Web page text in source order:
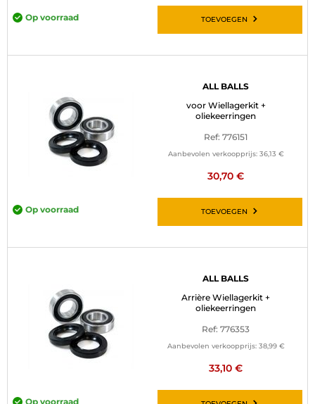
Op voorraad TOEVOEGEN
ALL BALLS
voor Wiellagerkit +
oliekeerringen
Ref: 776151
Aanbevolen verkoopprijs: 36,13 €
30,70 €
Op voorraad TOEVOEGEN
ALL BALLS
Arrière Wiellagerkit +
oliekeerringen
Ref: 776353
Aanbevolen verkoopprijs: 38,99 €
33,10 €
Op voorraad